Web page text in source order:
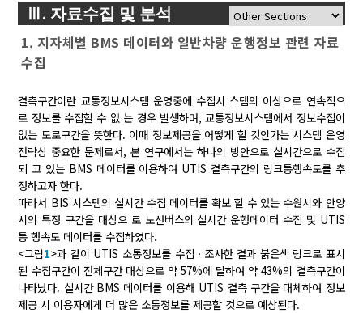
Ⅲ. 자료수집 및 분석
1. 지자체별 BMS 데이터와 일반차량 운행정보 관련 자료
수집
결측구간이란 교통정보시스템 운영중에 수집시 스템의 이상으로 연속적으
로 정보를 수집할 수 없 는 경우 발생하며, 교통정보시스템에서 정보수집이
없는 도로구간을 뜻한다. 이때 정보제공을 어떻게 할 것인가는 시스템 운영
전략상 중요한 문제로서, 본 연구에서는 하나의 방안으로 실시간으로 수집
되 고 있는 BMS 데이터를 이용하여 UTIS 결측구간의 링크통행속도를 추
정하고자 한다.
따라서 BIS 시스템의 실시간 수집 데이터를 확보 할 수 있는 수원시와 안양
시의 특정 구간을 대상으 로 노선버스의 실시간 운행데이터 수집 및 UTIS
통 행속도 데이터를 수집하였다.
<그림1>과 같이 UTIS 소통정보를 수집ㆍ조사한 결과 붉은색 링크로 표시
된 수집구간이 전체구간 대상으로 약 57%에 달하여 약 43%의 결측구간이
나타났다. 실시간 BMS 데이터를 이용해 UTIS 결측 구간을 대체하여 정보
제공 시 이용자에게 더 많은 소통정보를 제공할 것으로 예상된다.